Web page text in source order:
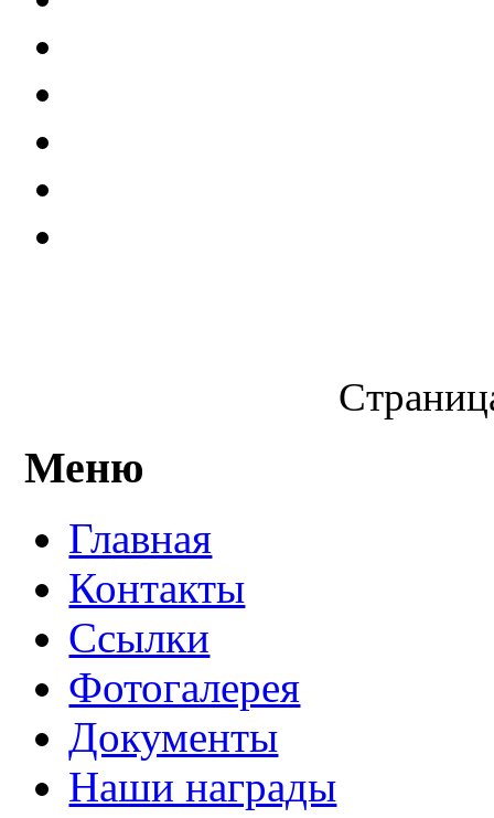
Меню
Главная
Контакты
Ссылки
Фотогалерея
Документы
Наши награды